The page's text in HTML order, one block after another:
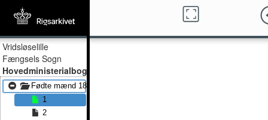
Vridsløselille
Fængsels Sogn
Hovedministerialbog
Fødte mænd 1892 - Fødte mænd 1902
1
2